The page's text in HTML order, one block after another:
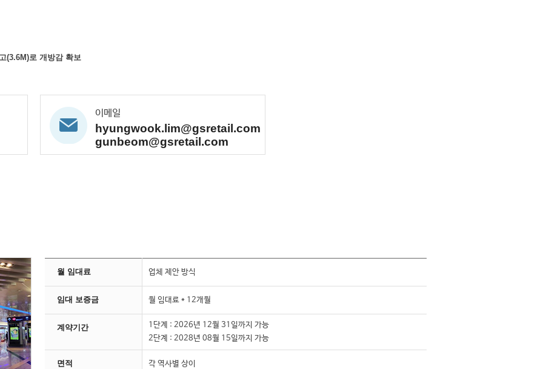
(3.6M)로 개방감 확보
이메일
hyungwook.lim@gsretail.com
gunbeom@gsretail.com
월 임대료 업체 제안 방식
임대 보증금 월 임대료 * 12개월
계약기간
1단계 : 2026년 12월 31일까지 가능
2단계 : 2028년 08월 15일까지 가능
면적 각 역사별 상이